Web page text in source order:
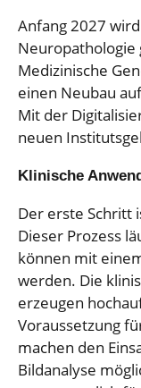
Anfang 2027
Medizinische
einen Neubau
Mit der
neuen
Klinische
Der erste Schritt
Dieser Prozess
können mit
werden. Die
erzeugen
Voraussetzung
machen den
Bildanalyse